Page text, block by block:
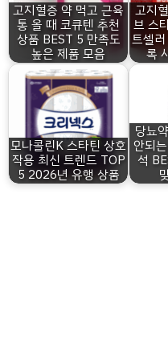
고지혈증 약 먹고 근육
통 올 때 코큐텐 추천
상품 BEST 5 만족도
높은 제품 모음
고지
브 스
트셀
록
모나콜린K 스타틴 상호
작용 최신 트렌드 TOP
5 2026년 유행 상품
당뇨
안되
석